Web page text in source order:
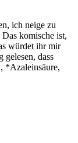
ich neige zu
komische ist,
würdet ihr mir
gelesen, dass
*Azaleinsäure,